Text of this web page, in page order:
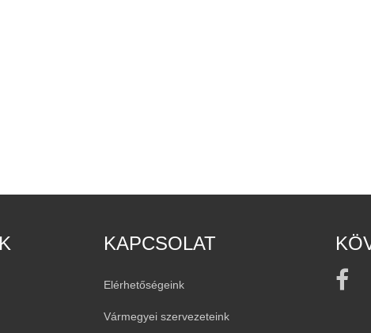
KAPCSOLAT
Elérhetőségeink
Vármegyei szervezeteink